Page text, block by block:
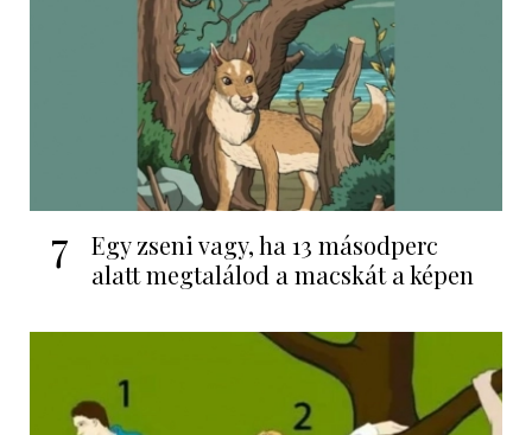
7
Egy zseni vagy, ha 13 másodperc
alatt megtalálod a macskát a képen